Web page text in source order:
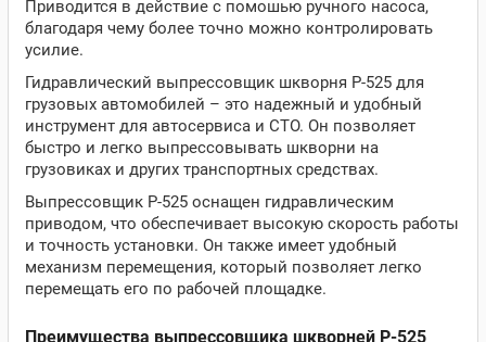
Приводится в действие с помошью ручного насоса,
благодаря чему более точно можно контролировать
усилие.
Гидравлический выпрессовщик шкворня Р-525 для
грузовых автомобилей – это надежный и удобный
инструмент для автосервиса и СТО. Он позволяет
быстро и легко выпрессовывать шкворни на
грузовиках и других транспортных средствах.
Выпрессовщик Р-525 оснащен гидравлическим
приводом, что обеспечивает высокую скорость работы
и точность установки. Он также имеет удобный
механизм перемещения, который позволяет легко
перемещать его по рабочей площадке.
Преимущества выпрессовщика шкворней Р-525